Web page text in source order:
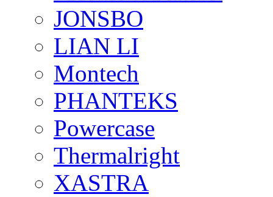
JONSBO
LIAN LI
Montech
PHANTEKS
Powercase
Thermalright
XASTRA